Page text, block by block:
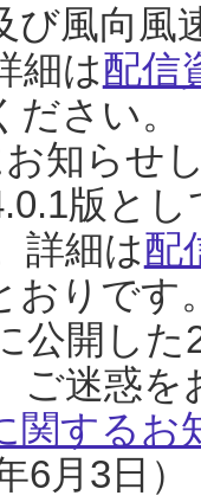
び風向風
細は配信
ださい。
知らせ
版と
詳細は配
おりです
公開し
ご迷惑
関するお
6月3日）